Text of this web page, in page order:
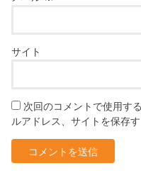
サイト
次回のコメントで使用す
ルアドレス、サイトを保存す